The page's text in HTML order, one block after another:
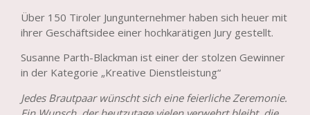
Über 150 Tiroler Jungunternehmer haben sich heuer mit
ihrer Geschäftsidee einer hochkarätigen Jury gestellt.
Susanne Parth-Blackman ist einer der stolzen Gewinner
in der Kategorie „Kreative Dienstleistung“
Jedes Brautpaar wünscht sich eine feierliche Zeremonie.